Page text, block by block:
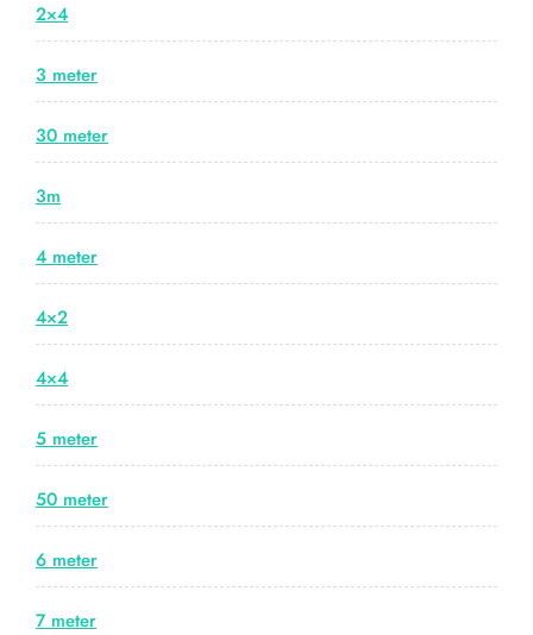
2×4
3 meter
30 meter
3m
4 meter
4×2
4×4
5 meter
50 meter
6 meter
7 meter